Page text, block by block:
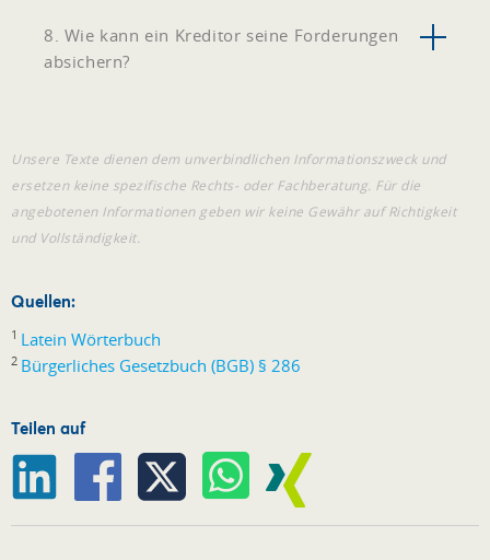
8. Wie kann ein Kreditor seine Forderungen
absichern?
Unsere Texte dienen dem unverbindlichen Informationszweck und
ersetzen keine spezifische Rechts- oder Fachberatung. Für die
angebotenen Informationen geben wir keine Gewähr auf Richtigkeit
und Vollständigkeit.
Quellen:
1 Latein Wörterbuch
2 Bürgerliches Gesetzbuch (BGB) § 286
Teilen auf